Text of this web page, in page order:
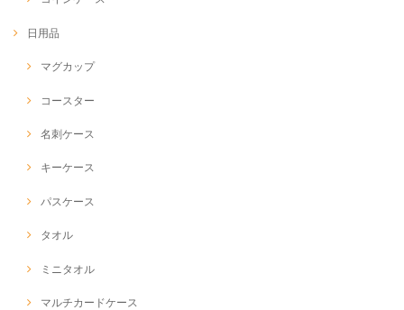
日用品
マグカップ
コースター
名刺ケース
キーケース
パスケース
タオル
ミニタオル
マルチカードケース